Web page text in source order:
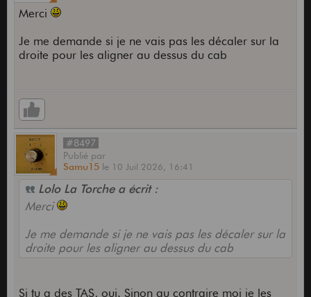
Merci
Je me demande si je ne vais pas les décaler sur la
droite pour les aligner au dessus du cab
#8497
Publié par
Samu15 le 10 Juil 2026, 16:41
Lolo La Torche a écrit :
Merci
Je me demande si je ne vais pas les décaler sur la
droite pour les aligner au dessus du cab
Si tu a des TAS, oui. Sinon au contraire moi je les